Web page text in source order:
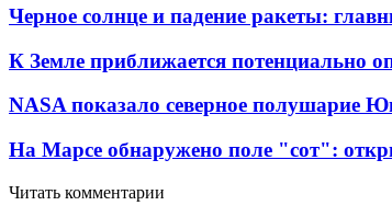
Черное солнце и падение ракеты:
К Земле приближается потенциально
NASA показало северное полушарие
На Марсе обнаружено поле "сот":
Читать комментарии